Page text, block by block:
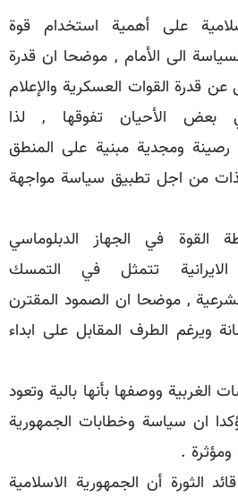
على أهمية استخدام قوة
الى الأمام , موضحا ان قدرة
عن قدرة القوات العسكرية والإعلام
بعض الأحيان تفوقها , لذا
رصينة ومجدية مبنية على المنطق
من اجل تطبيق سياسة مواجهة
القوة في الجهاز الدبلوماسي
الايرانية تتمثل في التمسك
, موضحا ان الصمود المقترن
ويرغم الطرف المقابل على ابداء
الغربية ووصفها بأنها بالية وتعود
ان سياسة وخطابات الجمهورية
ومؤثرة .
الثورة أن الجمهورية الاسلامية